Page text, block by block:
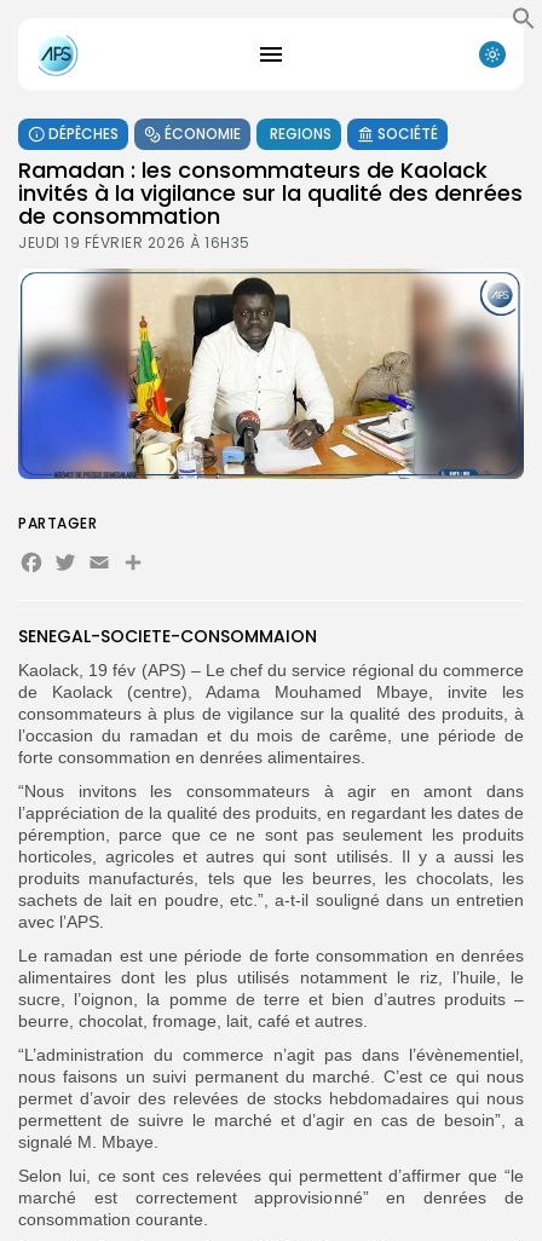
Search
for:
FR
DÉPÊCHES ÉCONOMIE REGIONS SOCIÉTÉ
Ramadan : les consommateurs de Kaolack
invités à la vigilance sur la qualité des denrées
de consommation
JEUDI 19 FÉVRIER 2026 À 16H35
SENEGAL-SOCIETE-CONSOMMAION
Kaolack, 19 fév (APS) – Le chef du service régional du commerce
de Kaolack (centre), Adama Mouhamed Mbaye, invite les
consommateurs à plus de vigilance sur la qualité des produits, à
l’occasion du ramadan et du mois de carême, une période de
forte consommation en denrées alimentaires.
“Nous invitons les consommateurs à agir en amont dans
l’appréciation de la qualité des produits, en regardant les dates de
péremption, parce que ce ne sont pas seulement les produits
horticoles, agricoles et autres qui sont utilisés. Il y a aussi les
produits manufacturés, tels que les beurres, les chocolats, les
sachets de lait en poudre, etc.”, a-t-il souligné dans un entretien
avec l’APS.
Le ramadan est une période de forte consommation en denrées
alimentaires dont les plus utilisés notamment le riz, l’huile, le
sucre, l’oignon, la pomme de terre et bien d’autres produits –
beurre, chocolat, fromage, lait, café et autres.
“L’administration du commerce n’agit pas dans l’évènementiel,
nous faisons un suivi permanent du marché. C’est ce qui nous
permet d’avoir des relevées de stocks hebdomadaires qui nous
permettent de suivre le marché et d’agir en cas de besoin”, a
signalé M. Mbaye.
Selon lui, ce sont ces relevées qui permettent d’affirmer que “le
marché est correctement approvisionné” en denrées de
consommation courante.
PARTAGER
Facebook
Twitter
EmailPartager